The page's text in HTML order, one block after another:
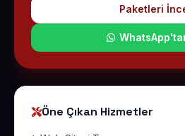
Paketleri
Öne Çıkan Hizmetler